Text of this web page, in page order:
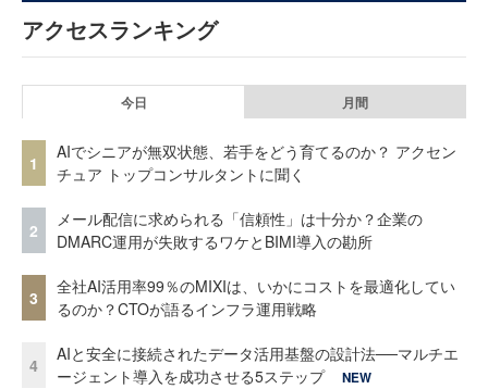
アクセスランキング
今日 月間
1
AIでシニアが無双状態、若手をどう育てるのか？ アクセン
チュア トップコンサルタントに聞く
2
メール配信に求められる「信頼性」は十分か？企業の
DMARC運用が失敗するワケとBIMI導入の勘所
3
全社AI活用率99％のMIXIは、いかにコストを最適化してい
るのか？CTOが語るインフラ運用戦略
4
AIと安全に接続されたデータ活用基盤の設計法──マルチエ
ージェント導入を成功させる5ステップ
NEW